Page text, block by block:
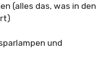
(alles das, was in den
und